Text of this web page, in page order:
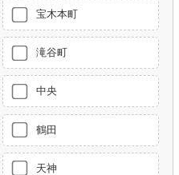
宝木本町
滝谷町
中央
鶴田
天神